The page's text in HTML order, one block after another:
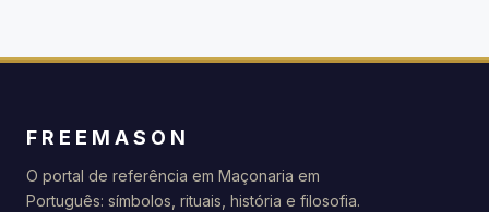
FREEMASON
O portal de referência em Maçonaria em
Português: símbolos, rituais, história e filosofia.